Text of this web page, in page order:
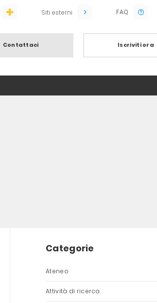
Siti esterni FAQ
Contattaci Iscriviti ora
Categorie
Ateneo
Attività di ricerca